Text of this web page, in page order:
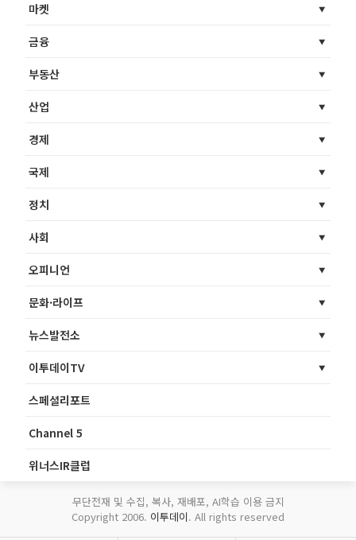
마켓
금융
부동산
산업
경제
국제
정치
사회
오피니언
문화·라이프
뉴스발전소
이투데이TV
스페셜리포트
Channel 5
위너스IR클럽
무단전재 및 수집, 복사, 재배포, AI학습 이용 금지
Copyright 2006. 이투데이. All rights reserved